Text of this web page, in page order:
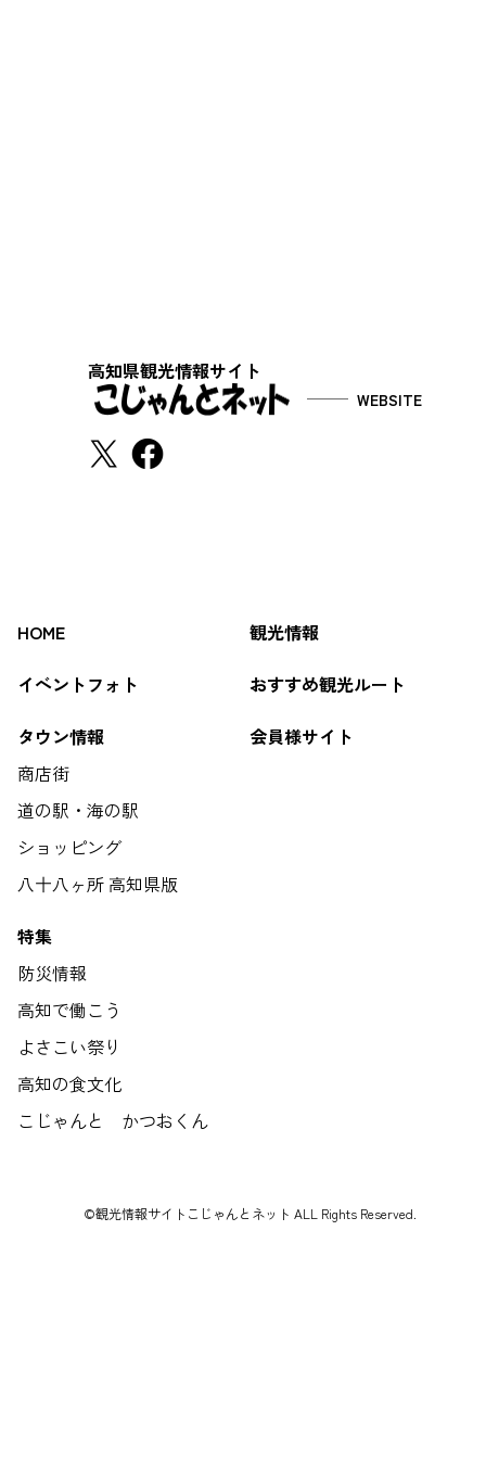
高知県観光情報サイト
WEBSITE
HOME
観光情報
イベントフォト
おすすめ観光ルート
タウン情報
商店街
道の駅・海の駅
ショッピング
八十八ヶ所 高知県版
会員様サイト
特集
防災情報
高知で働こう
よさこい祭り
高知の食文化
こじゃんと かつおくん
©観光情報サイトこじゃんとネット ALL Rights Reserved.